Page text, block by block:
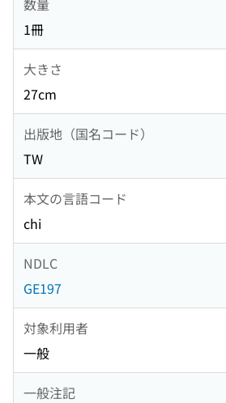
1冊
大きさ
27cm
出版地（国名コード）
TW
本文の言語コード
chi
NDLC
GE197
対象利用者
一般
一般注記